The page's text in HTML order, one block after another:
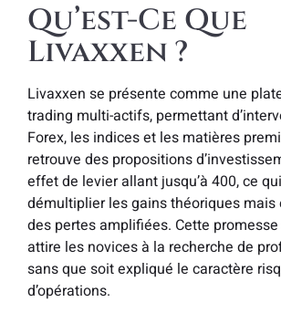
Qu’est-Ce Que
Livaxxen ?
Livaxxen se présente comme une
trading multi-actifs, permettant
Forex, les indices et les matières
retrouve des propositions
effet de levier allant jusqu’à 400, ce
démultiplier les gains théoriques mais
des pertes amplifiées. Cette
attire les novices à la recherche de
sans que soit expliqué le caractère
d’opérations.